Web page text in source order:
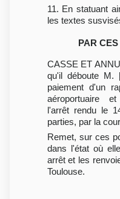
11. En statuant
les textes
PAR
CASSE ET
qu'il déboute M.
paiement d'un
aéroportuaire
l'arrêt rendu le
parties, par la
Remet, sur ces
dans l'état où
arrêt et les
Toulouse.